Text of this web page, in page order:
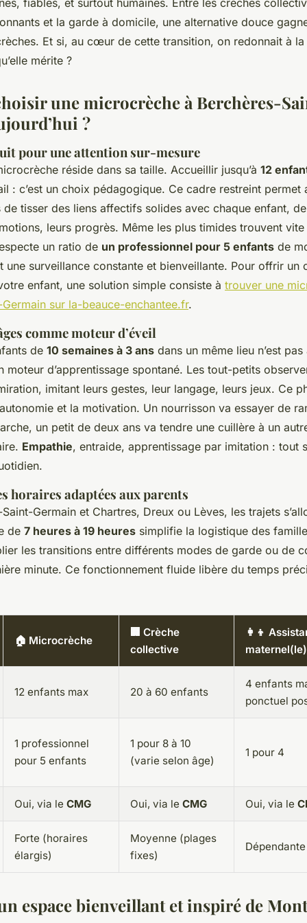
fiables, et surtout humaines. Entre les crèches
et la garde à domicile, une alternative douce
Et si, au cœur de cette transition, on redonnait à
mérite ?
une microcrèche à Berchères-
?
pour une attention sur-mesure
réside dans sa taille. Accueillir jusqu’à 12
: c’est un choix pédagogique. Ce cadre restreint permet
tisser des liens affectifs solides avec chaque enfant,
leurs progrès. Même les plus timides trouvent
un ratio de un professionnel pour 5 enfants de
une surveillance constante et bienveillante. Pour offrir un
enfant, une solution simple consiste à trouver une
sur la-beauce-enchantee.fr.
comme moteur d’éveil
de 10 semaines à 3 ans dans un même lieu n’est
moteur d’apprentissage spontané. Les tout-petits
imitant leurs gestes, leur langage, leurs jeux. Ce
et la motivation. Un nourrisson va essayer de
un petit de deux ans va tendre une cuillère à un
Empathie, entraide, apprentissage par imitation : tout
horaires adaptées aux parents
Germain et Chartres, Dreux ou Lèves, les trajets
de 7 heures à 19 heures simplifie la logistique des
les transitions entre différents modes de garde ou de
minute. Ce fonctionnement fluide libère du temps
🏠 Microcrèche
🏢 Crèche
collective
👩‍👦
maternel(le)
12 enfants max 20 à 60 enfants
4 enfants
ponctuel
1 professionnel
pour 5 enfants
1 pour 8 à 10
(varie selon âge)
1 pour 4
Oui, via le CMG Oui, via le CMG Oui, via le
Forte (horaires
élargis)
Moyenne (plages
fixes)
espace bienveillant et inspiré de